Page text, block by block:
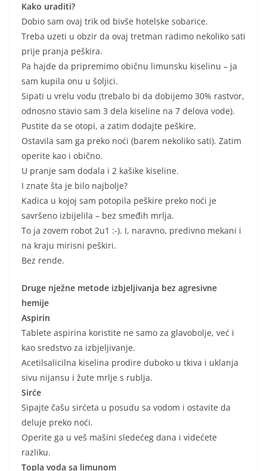
Kako uraditi?
Dobio sam ovaj trik od bivše hotelske sobarice.
Treba uzeti u obzir da ovaj tretman radimo nekoliko sati
prije pranja peškira.
Pa hajde da pripremimo običnu limunsku kiselinu – ja
sam kupila onu u šoljici.
Sipati u vrelu vodu (trebalo bi da dobijemo 30% rastvor,
odnosno stavio sam 3 dela kiseline na 7 delova vode).
Pustite da se otopi, a zatim dodajte peškire.
Ostavila sam ga preko noći (barem nekoliko sati). Zatim
operite kao i obično.
U pranje sam dodala i 2 kašike kiseline.
I znate šta je bilo najbolje?
Kadica u kojoj sam potopila peškire preko noći je
savršeno izbijelila – bez smeđih mrlja.
To ja zovem robot 2u1 :-). I, naravno, predivno mekani i
na kraju mirisni peškiri.
Bez rende.
Druge nježne metode izbjeljivanja bez agresivne
hemije
Aspirin
Tablete aspirina koristite ne samo za glavobolje, već i
kao sredstvo za izbjeljivanje.
Acetilsalicilna kiselina prodire duboko u tkiva i uklanja
sivu nijansu i žute mrlje s rublja.
Sirće
Sipajte čašu sirćeta u posudu sa vodom i ostavite da
deluje preko noći.
Operite ga u veš mašini sledećeg dana i videćete
razliku.
Topla voda sa limunom